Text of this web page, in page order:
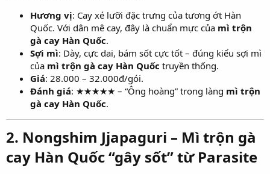
Hương vị: Cay xé lưỡi đặc trưng của tương ớt Hàn
Quốc. Với dân mê cay, đây là chuẩn mực của mì trộn
gà cay Hàn Quốc.
Sợi mì: Dày, cực dai, bám sốt cực tốt – đúng kiểu sợi mì
của mì trộn gà cay Hàn Quốc truyền thống.
Giá: 28.000 – 32.000đ/gói.
Đánh giá: ★★★★★ – “Ông hoàng” trong làng mì trộn
gà cay Hàn Quốc.
2. Nongshim Jjapaguri – Mì trộn gà
cay Hàn Quốc “gây sốt” từ Parasite​